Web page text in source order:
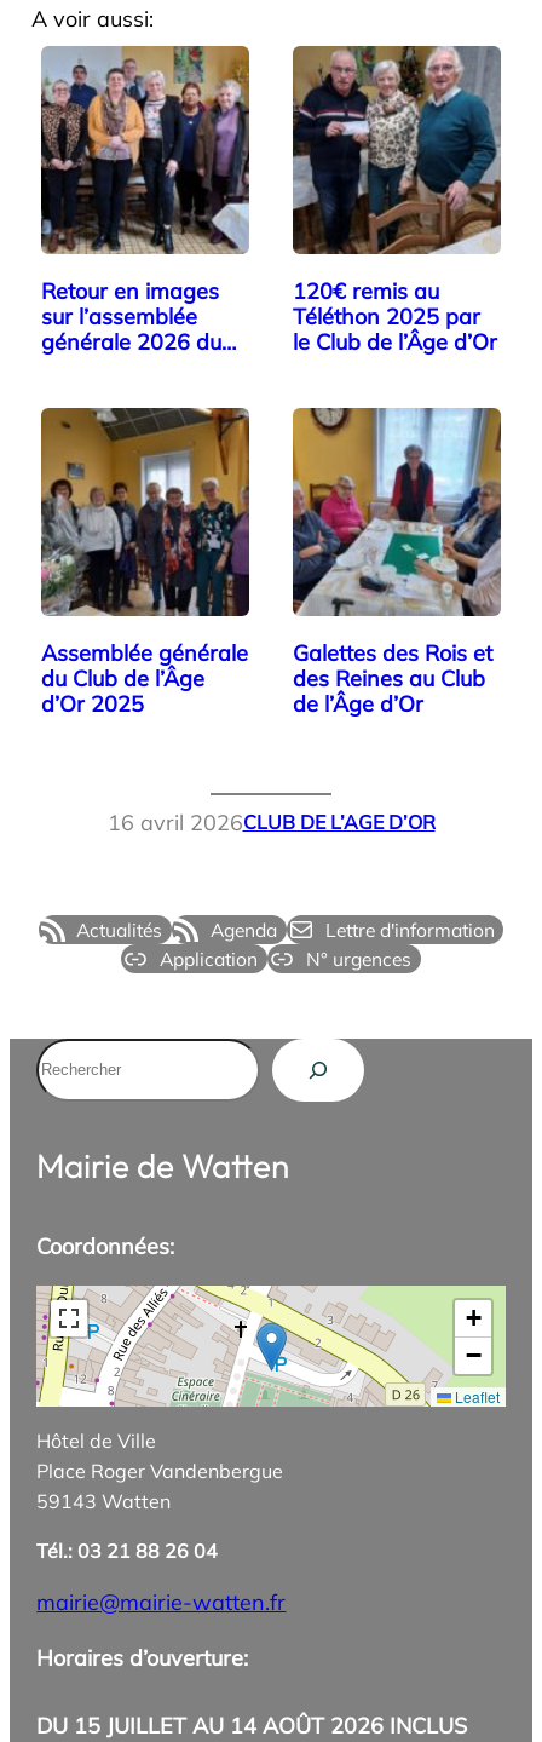
A voir aussi:
Retour en images
sur l’assemblée
générale 2026 du…
120€ remis au
Téléthon 2025 par
le Club de l’Âge d’Or
Assemblée générale
du Club de l’Âge
d’Or 2025
Galettes des Rois et
des Reines au Club
de l’Âge d’Or
16 avril 2026CLUB DE L’AGE D’OR
Actualités Agenda
Lettre d'information
Application
N° urgences
Rechercher
Mairie de Watten
Coordonnées:
+
−
Leaflet
Hôtel de Ville
Place Roger Vandenbergue
59143 Watten
Tél.: 03 21 88 26 04
mairie@mairie-watten.fr
Horaires d’ouverture:
DU 15 JUILLET AU 14 AOÛT 2026 INCLUS